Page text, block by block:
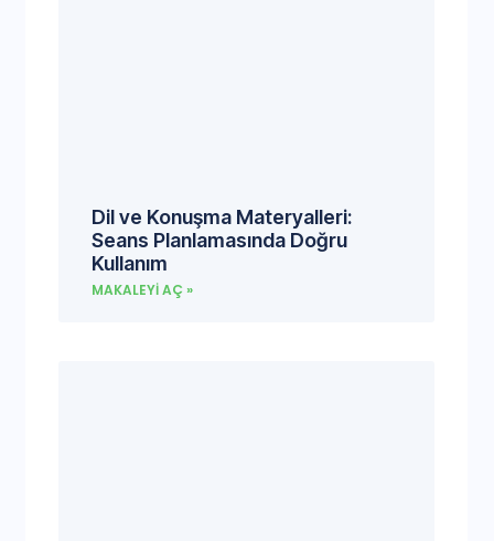
Dil ve Konuşma Materyalleri:
Seans Planlamasında Doğru
Kullanım
MAKALEYI AÇ »